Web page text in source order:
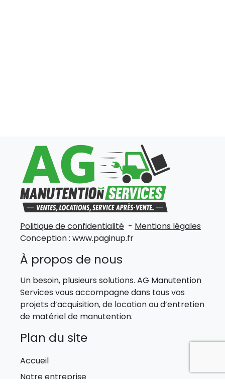
Politique de confidentialité - Mentions légales
Conception : www.paginup.fr
À propos de nous
Un besoin, plusieurs solutions. AG Manutention
Services vous accompagne dans tous vos
projets d’acquisition, de location ou d’entretien
de matériel de manutention.
Plan du site
Accueil
Notre entreprise